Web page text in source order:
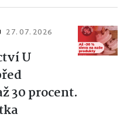
27. 07. 2026
U
30 procent.